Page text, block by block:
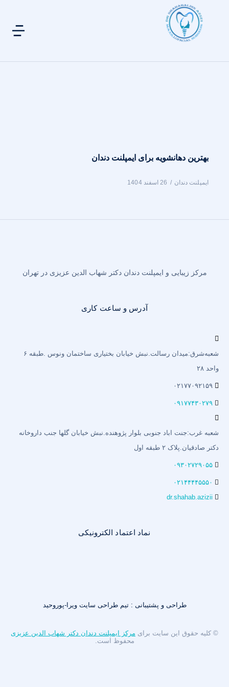
بهترین دهانشویه برای ایمپلنت دندان
ایمپلنت دندان 26 اسفند 1404
مرکز زیبایی و ایمپلنت دندان دکتر شهاب الدین عزیزی در تهران
آدرس و ساعت کاری
شعبه‌شرق:میدان رسالت.نبش خیابان بختیاری‌ ساختمان ونوس .طبقه ۶
واحد ۲۸
۰۲۱۷۷۰۹۲۱۵۹
۰۹۱۷۷۴۳۰۲۷۹
شعبه غرب:جنت اباد جنوبی بلوار پژوهنده.نبش خیابان گلها جنب داروخانه
دکتر صادقیان.پلاک ۲ طبقه اول
۰۹۳۰۲۷۲۹۰۵۵
۰۲۱۴۴۴۴۵۵۵۰
dr.shahab.azizii
نماد اعتماد الکترونیکی
© کلیه حقوق این سایت برای مرکز ایمپلنت دندان دکتر شهاب الدین عزیزی
محفوظ است.
طراحی و پشتیبانی : تیم طراحی سایت ویرا-پوروحید